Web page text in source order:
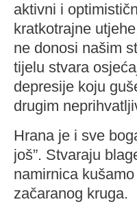
aktivni i
kratkotrajne
ne donosi našim
tijelu stvara
depresije koju
drugim
Hrana je i sve
još”. Stvaraju
namirnica
začaranog kruga.